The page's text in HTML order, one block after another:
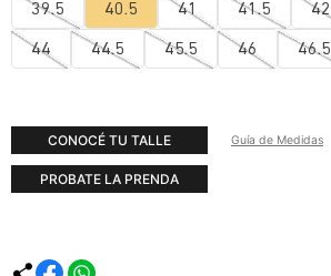
39.5 40.5 41 41.5 42
44 44.5 45.5 46 46.5
CONOCÉ TU TALLE Guía de Medidas
PROBATE LA PRENDA